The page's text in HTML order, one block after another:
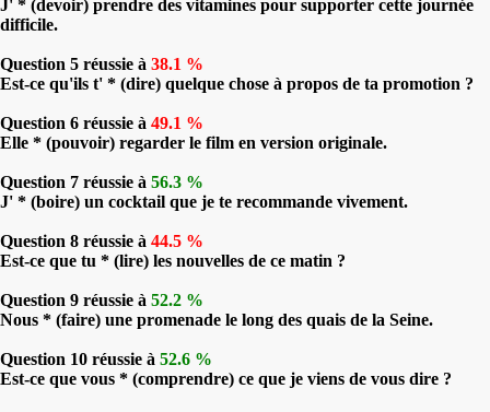
J' * (devoir) prendre des vitamines pour supporter cette journée
difficile.
Question 5 réussie à 38.1 %
Est-ce qu'ils t' * (dire) quelque chose à propos de ta promotion ?
Question 6 réussie à 49.1 %
Elle * (pouvoir) regarder le film en version originale.
Question 7 réussie à 56.3 %
J' * (boire) un cocktail que je te recommande vivement.
Question 8 réussie à 44.5 %
Est-ce que tu * (lire) les nouvelles de ce matin ?
Question 9 réussie à 52.2 %
Nous * (faire) une promenade le long des quais de la Seine.
Question 10 réussie à 52.6 %
Est-ce que vous * (comprendre) ce que je viens de vous dire ?